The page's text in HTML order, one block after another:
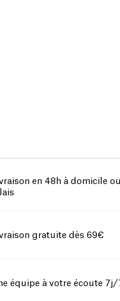
en 48h à domicile
gratuite dès 69€
équipe à votre écoute 7j/